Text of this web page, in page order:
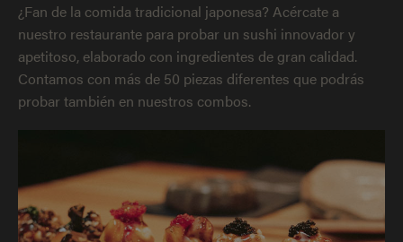
¿Fan de la comida tradicional japonesa? Acércate a
nuestro restaurante para probar un sushi innovador y
apetitoso, elaborado con ingredientes de gran calidad.
Contamos con más de 50 piezas diferentes que podrás
probar también en nuestros combos.